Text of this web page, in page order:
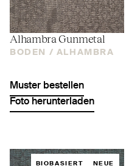
Alhambra Gunmetal
BODEN / ALHAMBRA
Muster bestellen
Foto herunterladen
BIOBASIERT NEUE